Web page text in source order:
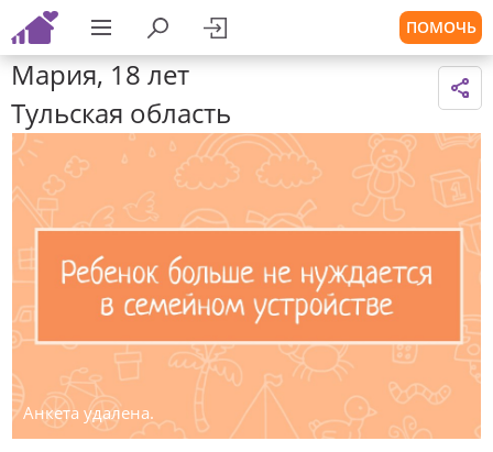
ПОМОЧЬ
Мария, 18 лет
Тульская область
Анкета удалена.